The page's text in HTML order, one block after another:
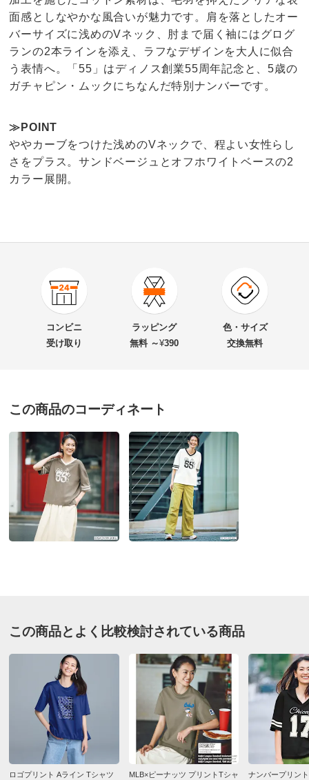
面感としなやかな風合いが魅力です。肩を落としたオー
バーサイズに浅めのVネック、肘まで届く袖にはグログ
ランの2本ラインを添え、ラフなデザインを大人に似合
う表情へ。「55」はディノス創業55周年記念と、5歳の
ガチャピン・ムックにちなんだ特別ナンバーです。
≫POINT
ややカーブをつけた浅めのVネックで、程よい女性らし
さをプラス。サンドベージュとオフホワイトベースの2
カラー展開。
商品番号 900-1807-01
ガチャピン・ムック ナンバーＴシャツ
送料・送料種
基本配送料：¥880
お支払い方法 送料について
■色：（ア）サンドベージュ×オフホワイト、（イ）オフホ
ワイト×ブラック
■素材：綿100％、リブ部分…綿95・ポリウレタン5％
■両脇裾スリット開き
バスト 106 112
バスト（適応） 72～80 79～94 93～108
着丈 62 63
肩幅 54
袖丈 23 23.5
袖幅 20
袖口幅 17 17.5 18
★★★★★
★★★★★
★★
★★★
神奈川県 60代以上女性 身長 : 164cm
普段のサイズ : L 購入したサイズで「ちょうどよかった」
丈長すぎず、身幅もちょうど良い感じでした。肌触りも
よくふんわりと着る感じです。ややお値段高めなので星
4にさせて頂きましたが、購入して良かったです。
愛媛県 60代以上女性 身長 : 164cm
普段のサイズ : LL 購入したサイズで「ちょうどよかった」
ガチャピンとムックが可愛くて大きなサイズもあって
サンドベージュの色もよくて買いました
届いたら これはグレーよなぁ
生地も薄くてテロテロな感じ
日本製もあって安心して買ったんですが
ちょっと残念です
コンビニ
受け取り
ラッピング
無料 ～¥390
色・サイズ
交換無料
この商品のコーディネート
この商品とよく比較検討されている商品
ロゴプリント Aライン Tシャツ
MLB×ピーナッツ プリントTシャ
ナンバープリン